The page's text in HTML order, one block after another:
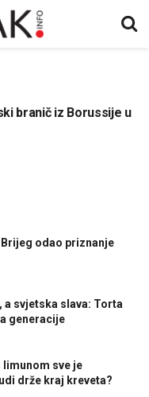
branič iz Borussije u
odao priznanje
svjetska slava: Torta
generacije
limunom sve je
drže kraj kreveta?